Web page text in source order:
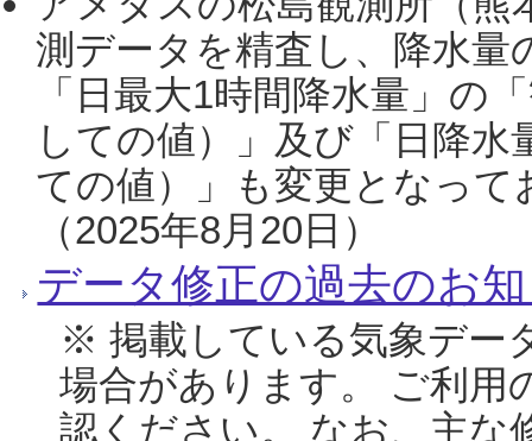
測データを精査し、降水
「日最大1時間降水量」の
しての値）」及び「日降
ての値）」も変更となっ
（2025年8月20日）
データ修正の過去のお
※ 掲載している気象デー
場合があります。 ご利用
認ください。 なお、主な